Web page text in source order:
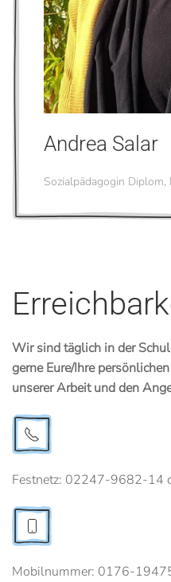
Andrea Salar
Sozialpädagogin
Wir sind täglich in der
gerne Eure/Ihre
unserer Arbeit und den
Festnetz: 02247-9682-14
Mobilnummer: 0176-